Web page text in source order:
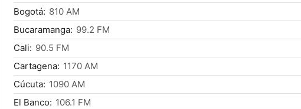
Bogotá: 810 AM
Bucaramanga: 99.2 FM
Cali: 90.5 FM
Cartagena: 1170 AM
Cúcuta: 1090 AM
El Banco: 106.1 FM